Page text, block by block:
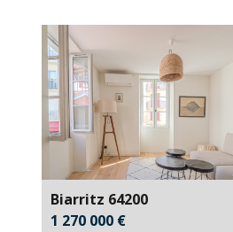
Appartements
Familles avec 3 enfants
Biarritz 64200
1 270 000 €